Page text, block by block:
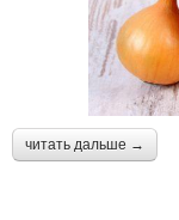
читать дальше →